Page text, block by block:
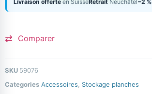
Livraison offerte en SuisseRetrait Neuchâtel−2 %
Comparer
SKU 59076
Categories Accessoires, Stockage planches